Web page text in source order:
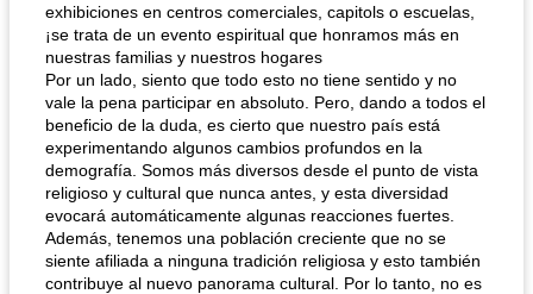
exhibiciones en centros comerciales, capitols o escuelas,
¡se trata de un evento espiritual que honramos más en
nuestras familias y nuestros hogares
Por un lado, siento que todo esto no tiene sentido y no
vale la pena participar en absoluto. Pero, dando a todos el
beneficio de la duda, es cierto que nuestro país está
experimentando algunos cambios profundos en la
demografía. Somos más diversos desde el punto de vista
religioso y cultural que nunca antes, y esta diversidad
evocará automáticamente algunas reacciones fuertes.
Además, tenemos una población creciente que no se
siente afiliada a ninguna tradición religiosa y esto también
contribuye al nuevo panorama cultural. Por lo tanto, no es